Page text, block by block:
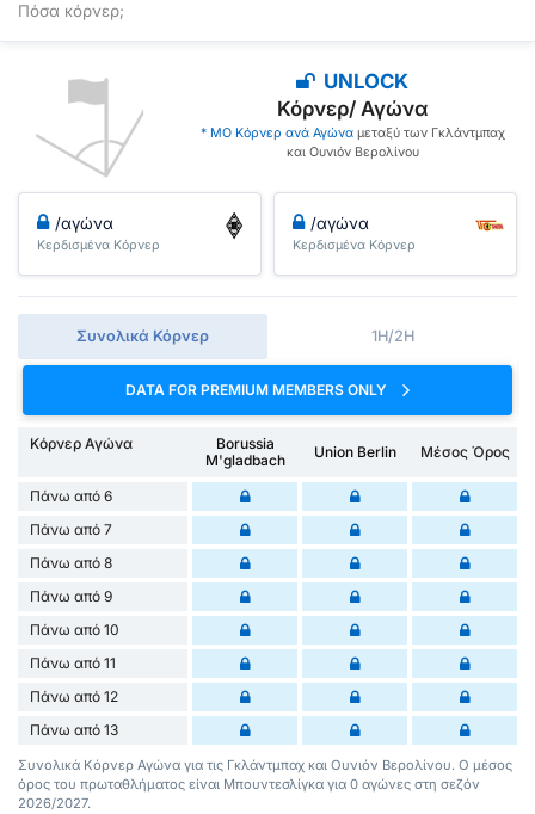
Πόσα κόρνερ;
UNLOCK
Κόρνερ/ Αγώνα
* ΜΟ Κόρνερ ανά Αγώνα μεταξύ των Γκλάντμπαχ
και Ουνιόν Βερολίνου
/αγώνα
Κερδισμένα Κόρνερ
/αγώνα
Κερδισμένα Κόρνερ
Συνολικά Κόρνερ 1H/2H
DATA FOR PREMIUM MEMBERS ONLY
Κόρνερ Αγώνα
Borussia
M'gladbach
Union Berlin Μέσος Όρος
Πάνω από 6
Πάνω από 7
Πάνω από 8
Πάνω από 9
Πάνω από 10
Πάνω από 11
Πάνω από 12
Πάνω από 13
Συνολικά Κόρνερ Αγώνα για τις Γκλάντμπαχ και Ουνιόν Βερολίνου. Ο μέσος
όρος του πρωταθλήματος είναι Μπουντεσλίγκα για 0 αγώνες στη σεζόν
2026/2027.